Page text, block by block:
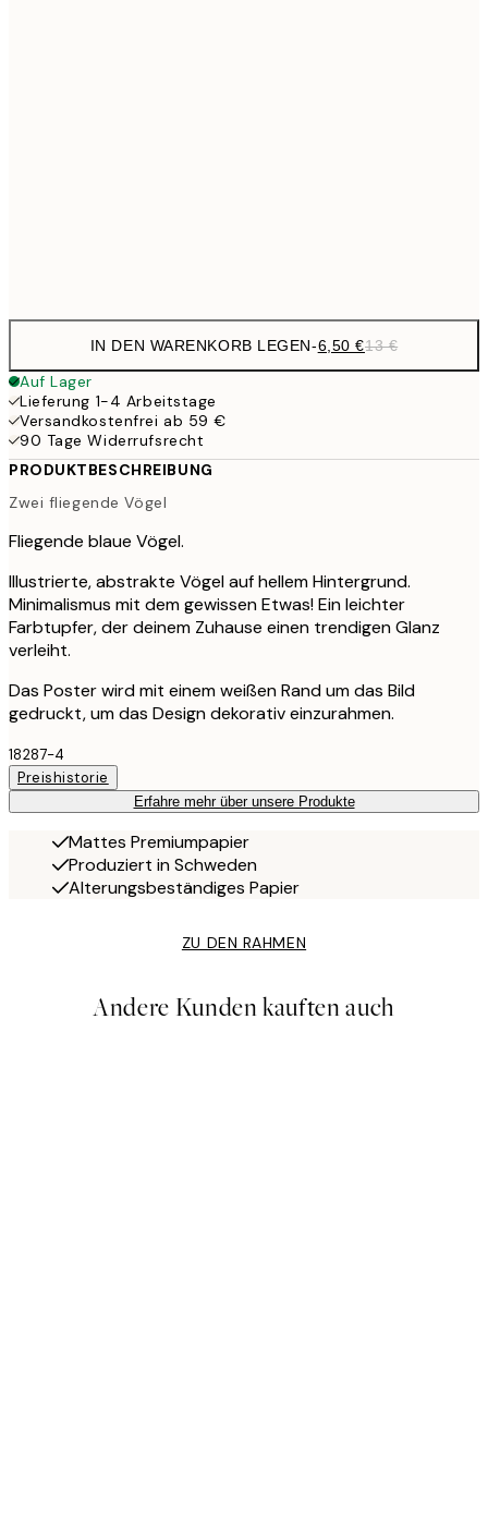
IN DEN WARENKORB LEGEN-6,50 €13 €
Auf Lager
Lieferung 1-4 Arbeitstage
Versandkostenfrei ab 59 €
90 Tage Widerrufsrecht
PRODUKTBESCHREIBUNG
Zwei fliegende Vögel
Fliegende blaue Vögel.
Illustrierte, abstrakte Vögel auf hellem Hintergrund.
Minimalismus mit dem gewissen Etwas! Ein leichter
Farbtupfer, der deinem Zuhause einen trendigen Glanz
verleiht.
Das Poster wird mit einem weißen Rand um das Bild
gedruckt, um das Design dekorativ einzurahmen.
18287-4
Preishistorie
Erfahre mehr über unsere Produkte
Mattes Premiumpapier
Produziert in Schweden
Alterungsbeständiges Papier
ZU DEN RAHMEN
Andere Kunden kauften auch